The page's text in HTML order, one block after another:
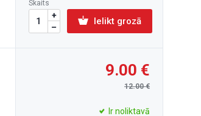
Skaits
Ielikt grozā
9.00
12.00
Ir noliktavā